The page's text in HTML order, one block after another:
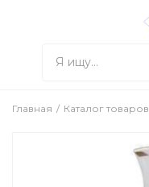
Главная Каталог товаров